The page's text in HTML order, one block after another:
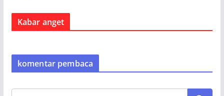
Kabar anget
komentar pembaca